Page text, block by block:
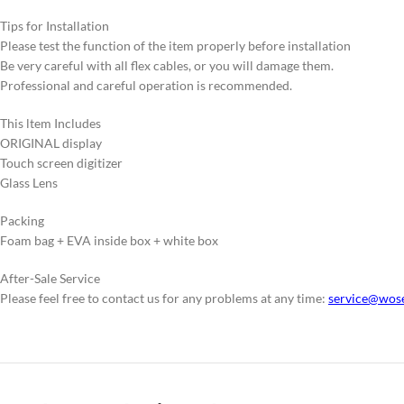
Tips for Installation
Please test the function of the item properly before installation
Be very careful with all flex cables, or you will damage them.
Professional and careful operation is recommended.
This ltem Includes
ORIGINAL display
Touch screen digitizer
Glass Lens
Packing
Foam bag + EVA inside box + white box
After-Sale Service
Please feel free to contact us for any problems at any time: